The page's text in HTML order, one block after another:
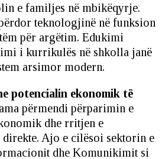
e familjes në mbikëqyrje.
teknologjinë në funksion
për argëtim. Edukimi
i kurrikulës në shkolla janë
arsimor modern.
potencialin ekonomik të
përmendi përparimin e
dhe rritjen e
direkte. Ajo e cilësoi sektorin e
dhe Komunikimit si